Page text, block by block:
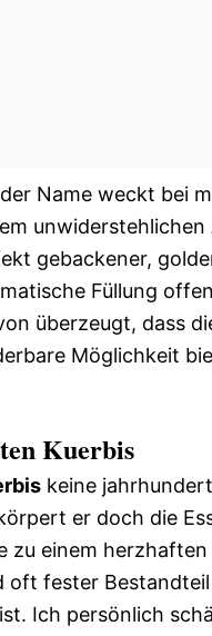
Name weckt bei
gebackener,
Füllung
überzeugt, dass
Möglichkeit
Kuerbis
keine
er doch die
zu einem
oft fester
Ich persönlich